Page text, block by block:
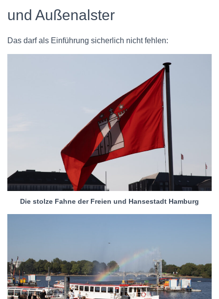
und Außenalster
Das darf als Einführung sicherlich nicht fehlen:
Die stolze Fahne der Freien und Hansestadt Hamburg